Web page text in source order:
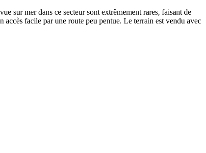
sur mer dans ce secteur sont extrêmement rares, faisant de
facile par une route peu pentue. Le terrain est vendu avec